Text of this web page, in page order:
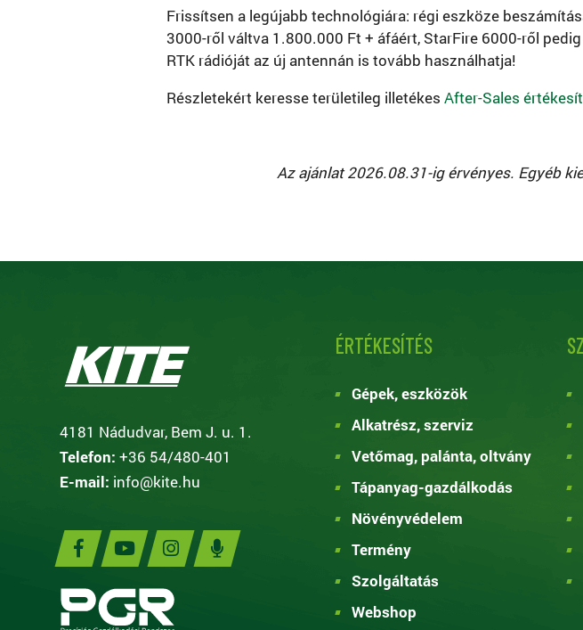
Frissítsen a legújabb technológiára: régi eszköze
3000-ről váltva 1.800.000 Ft + áfáért, StarFire 6000-ről
RTK rádióját az új antennán is tovább használhatja!
Részletekért keresse területileg illetékes After-Sales
Az ajánlat 2026.08.31-ig érvényes. Egyéb
4181 Nádudvar, Bem J. u. 1.
Telefon: +36 54/480-401
E-mail: info@kite.hu
ÉRTÉKESÍTÉS
Gépek, eszközök
Alkatrész, szerviz
Vetőmag, palánta, oltvány
Tápanyag-gazdálkodás
Növényvédelem
Termény
Szolgáltatás
Webshop